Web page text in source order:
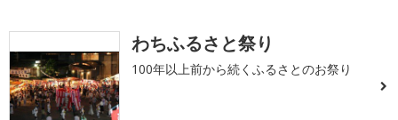
わちふるさと祭り
100年以上前から続くふるさとのお祭り